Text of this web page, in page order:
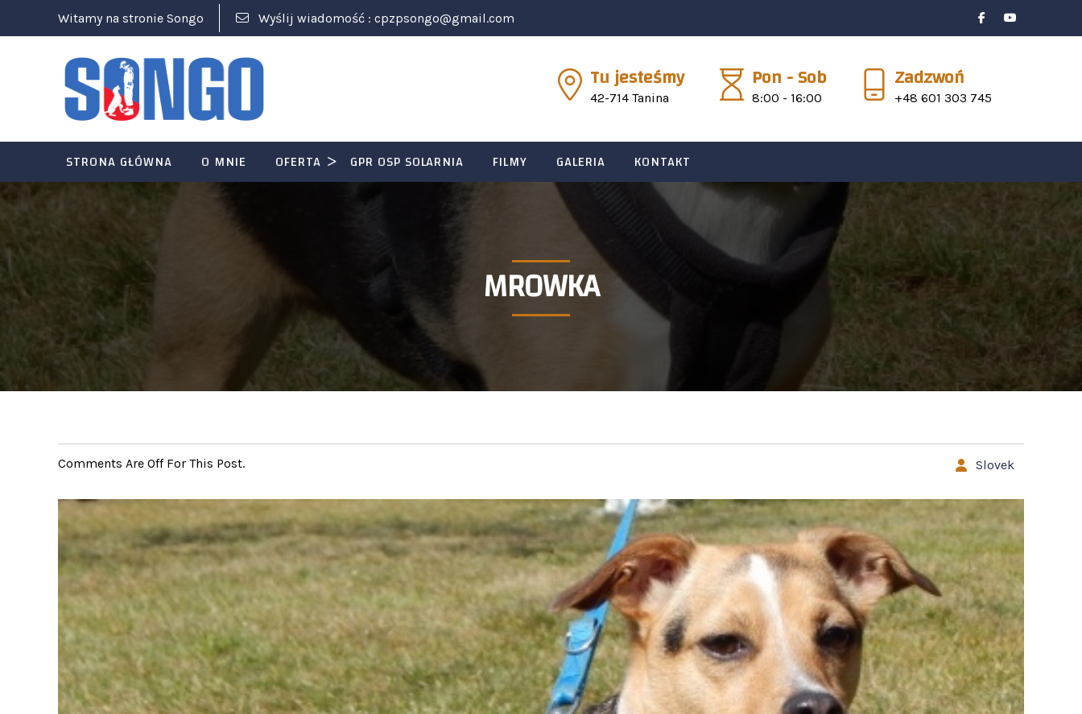
Witamy na stronie Songo Wyślij wiadomość : cpzpsongo@gmail.com
Tu jesteśmy
42-714 Tanina
Pon - Sob
8:00 - 16:00
Zadzwoń
+48 601 303 745
STRONA GŁÓWNA O MNIE OFERTA GPR OSP SOLARNIA FILMY GALERIA KONTAKT
MROWKA
Slovek
Comments Are Off For This Post.